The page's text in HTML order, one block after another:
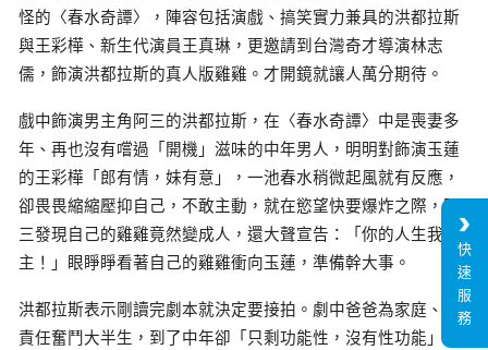
怪的〈春水奇譚〉，陣容包括演戲、搞笑實力兼具的洪都拉斯
與王彩樺、新生代演員王真琳，更邀請到台灣奇才導演林志
儒，飾演洪都拉斯的真人版雞雞。才開鏡就讓人萬分期待。
戲中飾演男主角阿三的洪都拉斯，在〈春水奇譚〉中是喪妻多
年、再也沒有嚐過「開機」滋味的中年男人，明明對飾演玉蓮
的王彩樺「郎有情，妹有意」，一池春水稍微起風就有反應，
卻畏畏縮縮壓抑自己，不敢主動，就在慾望快要爆炸之際，阿
三發現自己的雞雞竟然變成人，還大聲宣告：「你的人生我做
主！」眼睜睜看著自己的雞雞衝向玉蓮，準備幹大事。
洪都拉斯表示剛讀完劇本就決定要接拍。劇中爸爸為家庭、為
責任奮鬥大半生，到了中年卻「只剩功能性，沒有性功能」的
快
速
服
務